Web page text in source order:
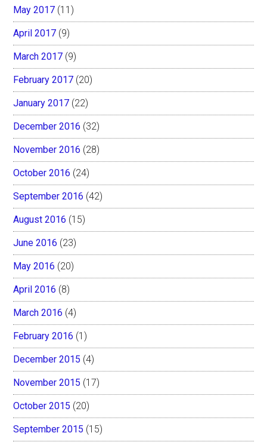
May 2017 (11)
April 2017 (9)
March 2017 (9)
February 2017 (20)
January 2017 (22)
December 2016 (32)
November 2016 (28)
October 2016 (24)
September 2016 (42)
August 2016 (15)
June 2016 (23)
May 2016 (20)
April 2016 (8)
March 2016 (4)
February 2016 (1)
December 2015 (4)
November 2015 (17)
October 2015 (20)
September 2015 (15)